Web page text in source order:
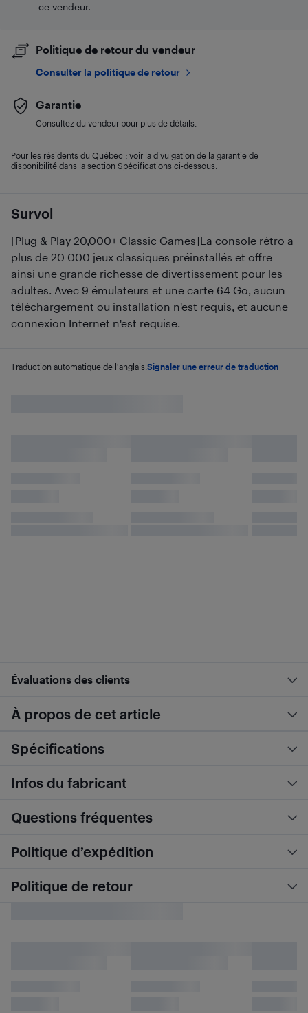
Survol
[Plug & Play 20,000+ Classic Games]La console rétro a
plus de 20 000 jeux classiques préinstallés et offre
ainsi une grande richesse de divertissement pour les
adultes. Avec 9 émulateurs et une carte 64 Go, aucun
téléchargement ou installation n'est requis, et aucune
connexion Internet n'est requise.
Traduction automatique de l'anglais. Signaler une erreur de traduction
ce vendeur.
Politique de retour du vendeur
Consulter la politique de retour
Garantie
Consultez du vendeur pour plus de détails.
Pour les résidents du Québec : voir la divulgation de la garantie de
disponibilité dans la section Spécifications ci-dessous.
Évaluations des clients
À propos de cet article
Spécifications
Infos du fabricant
Questions fréquentes
Politique d’expédition
Politique de retour